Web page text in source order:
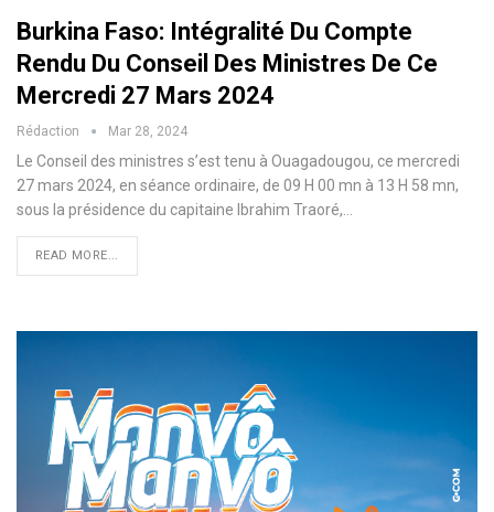
Burkina Faso: Intégralité Du Compte
Rendu Du Conseil Des Ministres De Ce
Mercredi 27 Mars 2024
Rédaction Mar 28, 2024
Le Conseil des ministres s’est tenu à Ouagadougou, ce mercredi
27 mars 2024, en séance ordinaire, de 09 H 00 mn à 13 H 58 mn,
sous la présidence du capitaine Ibrahim Traoré,
READ MORE...